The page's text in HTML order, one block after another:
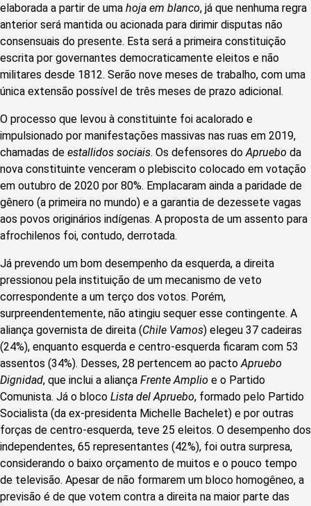
elaborada a partir de uma hoja em blanco, já que nenhuma regra
anterior será mantida ou acionada para dirimir disputas não
consensuais do presente. Esta será a primeira constituição
escrita por governantes democraticamente eleitos e não
militares desde 1812. Serão nove meses de trabalho, com uma
única extensão possível de três meses de prazo adicional.
O processo que levou à constituinte foi acalorado e
impulsionado por manifestações massivas nas ruas em 2019,
chamadas de estallidos sociais. Os defensores doApruebo da
nova constituinte venceram o plebiscito colocado em votação
em outubro de 2020 por 80%. Emplacaram ainda a paridade de
gênero (a primeira no mundo) e a garantia de dezessete vagas
aos povos originários indígenas. A proposta de um assento para
afrochilenos foi, contudo, derrotada.
Já prevendo um bom desempenho da esquerda, a direita
pressionou pela instituição de um mecanismo de veto
correspondente a um terço dos votos. Porém,
surpreendentemente, não atingiu sequer esse contingente. A
aliança governista de direita (Chile Vamos) elegeu 37 cadeiras
(24%), enquanto esquerda e centro-esquerda ficaram com 53
assentos (34%). Desses, 28 pertencem ao pactoApruebo
Dignidad, que inclui a aliança Frente Amplio e o Partido
Comunista. Já o bloco Lista del Apruebo, formado pelo Partido
Socialista (da ex-presidenta Michelle Bachelet) e por outras
forças de centro-esquerda, teve 25 eleitos. O desempenho dos
independentes, 65 representantes (42%), foi outra surpresa,
considerando o baixo orçamento de muitos e o pouco tempo
de televisão. Apesar de não formarem um bloco homogêneo, a
previsão é de que votem contra a direita na maior parte das